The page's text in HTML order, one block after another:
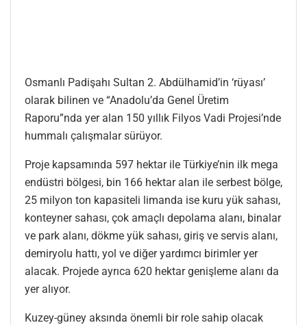
Osmanlı Padişahı Sultan 2. Abdülhamid’in ‘rüyası’
olarak bilinen ve “Anadolu’da Genel Üretim
Raporu”nda yer alan 150 yıllık Filyos Vadi Projesi’nde
hummalı çalışmalar sürüyor.
Proje kapsamında 597 hektar ile Türkiye’nin ilk mega
endüstri bölgesi, bin 166 hektar alan ile serbest bölge,
25 milyon ton kapasiteli limanda ise kuru yük sahası,
konteyner sahası, çok amaçlı depolama alanı, binalar
ve park alanı, dökme yük sahası, giriş ve servis alanı,
demiryolu hattı, yol ve diğer yardımcı birimler yer
alacak. Projede ayrıca 620 hektar genişleme alanı da
yer alıyor.
Kuzey-güney aksında önemli bir role sahip olacak